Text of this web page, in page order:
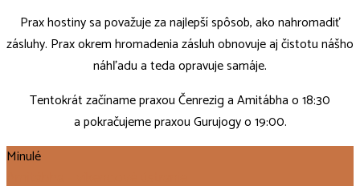
Prax hostiny sa považuje za najlepší spôsob, ako nahromadiť
zásluhy. Prax okrem hromadenia zásluh obnovuje aj čistotu nášho
náhľadu a teda opravuje samáje.
Tentokrát začíname praxou Čenrezig a Amitábha o 18:30
a pokračujeme praxou Gurujogy o 19:00.
Minulé